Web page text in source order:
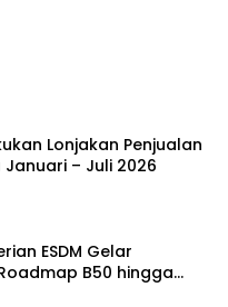
Lonjakan Penjualan
– Juli 2026
ESDM Gelar
B50 hingga